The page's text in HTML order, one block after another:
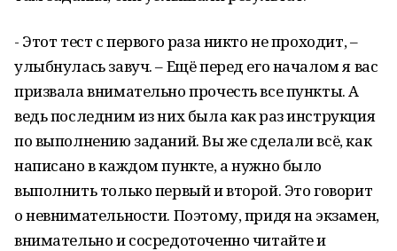
- Этот тест с первого раза никто не проходит, –
улыбнулась завуч. – Ещё перед его началом я вас
призвала внимательно прочесть все пункты. А
ведь последним из них была как раз инструкция
по выполнению заданий. Вы же сделали всё, как
написано в каждом пункте, а нужно было
выполнить только первый и второй. Это говорит
о невнимательности. Поэтому, придя на экзамен,
внимательно и сосредоточенно читайте и